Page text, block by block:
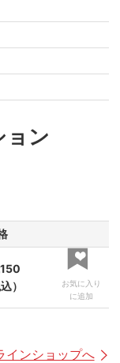
ョン
）
お気に入り
に追加
インショップへ